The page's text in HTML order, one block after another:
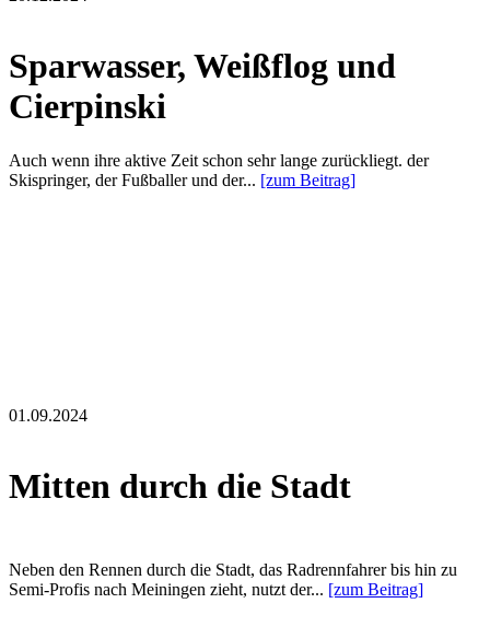
Sparwasser, Weißflog und
Cierpinski
Auch wenn ihre aktive Zeit schon sehr lange zurückliegt. der
Skispringer, der Fußballer und der... [zum Beitrag]
01.09.2024
Mitten durch die Stadt
Neben den Rennen durch die Stadt, das Radrennfahrer bis hin zu
Semi-Profis nach Meiningen zieht, nutzt der... [zum Beitrag]